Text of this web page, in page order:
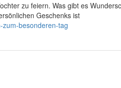
zu feiern. Was gibt es
Geschenks ist
besonderen-tag